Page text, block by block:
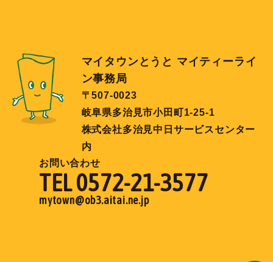
マイタウンとうと マイティーライ
ン事務局
〒507-0023
岐阜県多治見市小田町1-25-1
株式会社多治見中日サービスセンター
内
お問い合わせ
TEL 0572-21-3577
mytown@ob3.aitai.ne.jp